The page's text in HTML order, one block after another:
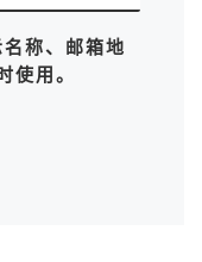
称、邮箱地
使用。